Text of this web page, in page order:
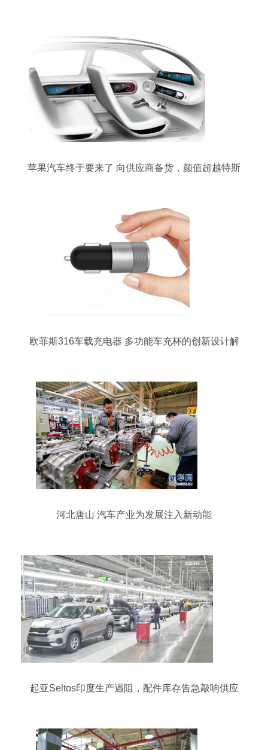
苹果汽车终于要来了 向供应商备货，颜值超越特斯
欧菲斯316车载充电器 多功能车充杯的创新设计解
河北唐山 汽车产业为发展注入新动能
起亚Seltos印度生产遇阻，配件库存告急敲响供应